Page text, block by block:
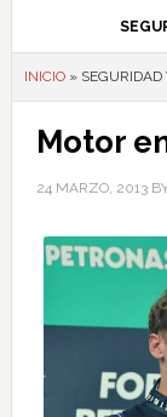
INICIO» SEGURIDAD
Motor
24 MARZO, 2013